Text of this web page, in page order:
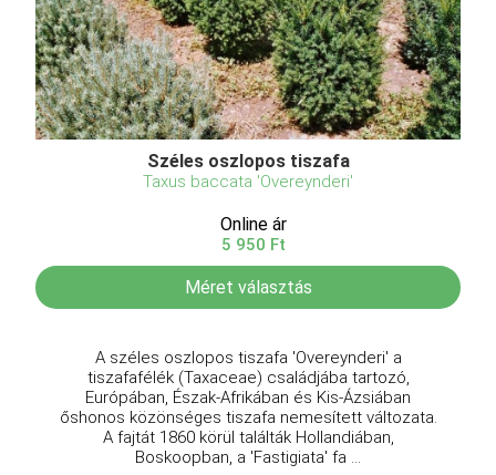
Széles oszlopos tiszafa
Taxus baccata 'Overeynderi'
Online ár
5 950 Ft
Méret választás
A széles oszlopos tiszafa 'Overeynderi' a
tiszafafélék (Taxaceae) családjába tartozó,
Európában, Észak-Afrikában és Kis-Ázsiában
őshonos közönséges tiszafa nemesített változata.
A fajtát 1860 körül találták Hollandiában,
Boskoopban, a 'Fastigiata' fa ...